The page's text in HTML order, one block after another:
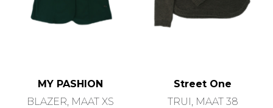
MY PASHION
BLAZER, MAAT XS
Street One
TRUI, MAAT 38